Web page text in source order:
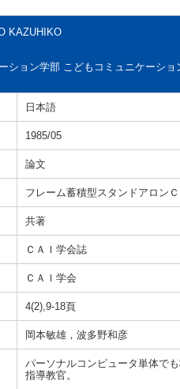
KAZUHIKO
ション学部 こどもコミュニケーショ
日本語
1985/05
論文
フレーム蓄積型スタンドアロン
共著
ＣＡＩ学会誌
ＣＡＩ学会
4(2),9-18頁
岡本敏雄，波多野和彦
パーソナルコンピュータ単体で
指導教官。